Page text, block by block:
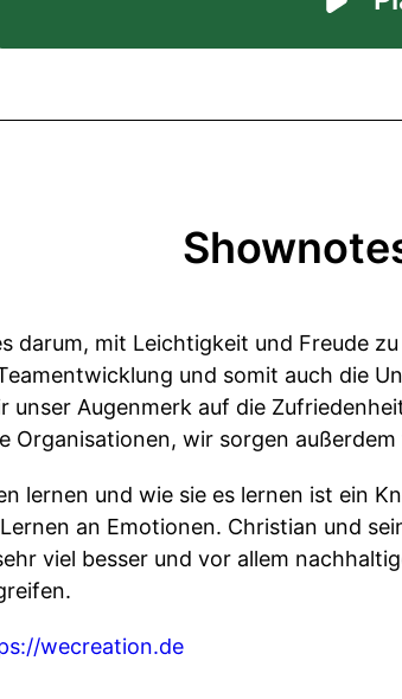
darum, mit Leichtigkeit und Freude
und somit auch die
unser Augenmerk auf die
Organisationen, wir sorgen
lernen und wie sie es lernen ist ein
an Emotionen. Christian und
viel besser und vor allem
wecreation.de